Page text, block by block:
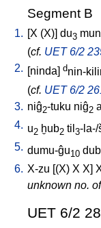
Segment B
1. [X (X)] du3
(cf. UET 6/2
2.
ninda dnin-
(cf. UET 6/2
3. niĝ2-tuku niĝ2 al
4. u2 ḫub2 til 3-la-/
5. dumu-ĝu10
6. X-zu [(X) X X]
unknown no.
UET 6/2